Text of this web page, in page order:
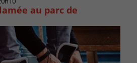
au parc de